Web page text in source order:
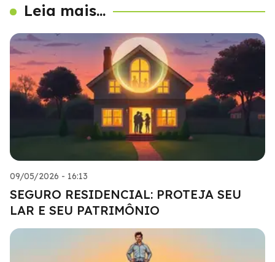
Leia mais...
09/05/2026 - 16:13
SEGURO RESIDENCIAL: PROTEJA SEU
LAR E SEU PATRIMÔNIO